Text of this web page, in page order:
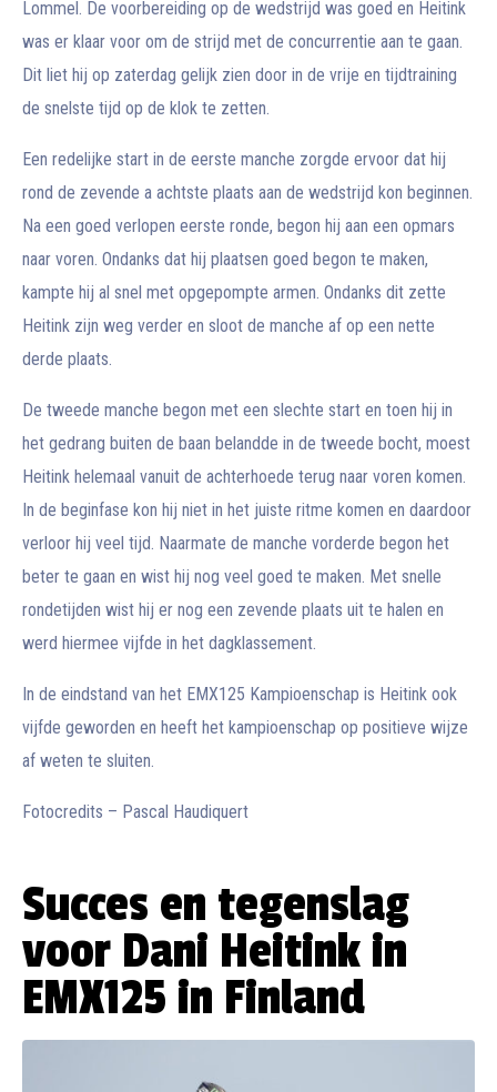
Lommel. De voorbereiding op de wedstrijd was goed en Heitink
was er klaar voor om de strijd met de concurrentie aan te gaan.
Dit liet hij op zaterdag gelijk zien door in de vrije en tijdtraining
de snelste tijd op de klok te zetten.
Een redelijke start in de eerste manche zorgde ervoor dat hij
rond de zevende a achtste plaats aan de wedstrijd kon beginnen.
Na een goed verlopen eerste ronde, begon hij aan een opmars
naar voren. Ondanks dat hij plaatsen goed begon te maken,
kampte hij al snel met opgepompte armen. Ondanks dit zette
Heitink zijn weg verder en sloot de manche af op een nette
derde plaats.
De tweede manche begon met een slechte start en toen hij in
het gedrang buiten de baan belandde in de tweede bocht, moest
Heitink helemaal vanuit de achterhoede terug naar voren komen.
In de beginfase kon hij niet in het juiste ritme komen en daardoor
verloor hij veel tijd. Naarmate de manche vorderde begon het
beter te gaan en wist hij nog veel goed te maken. Met snelle
rondetijden wist hij er nog een zevende plaats uit te halen en
werd hiermee vijfde in het dagklassement.
In de eindstand van het EMX125 Kampioenschap is Heitink ook
vijfde geworden en heeft het kampioenschap op positieve wijze
af weten te sluiten.
Fotocredits – Pascal Haudiquert
Succes en tegenslag
voor Dani Heitink in
EMX125 in Finland